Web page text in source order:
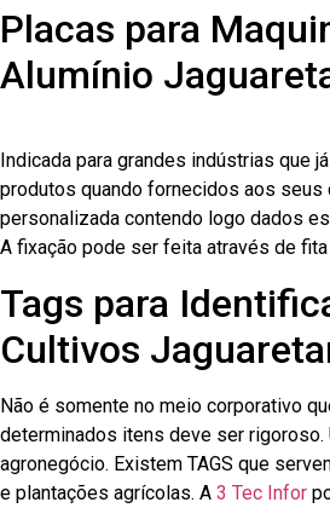
Placas para
Alumínio
Indicada para grandes indústrias que
produtos quando fornecidos aos
personalizada contendo logo dados
A fixação pode ser feita através de
Tags para
Cultivos
Não é somente no meio corporativo
determinados itens deve ser
agronegócio. Existem TAGS que
e plantações agrícolas. A 3 Tec Infor